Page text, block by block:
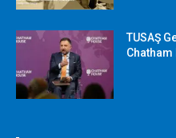
TUSAŞ
Chatham